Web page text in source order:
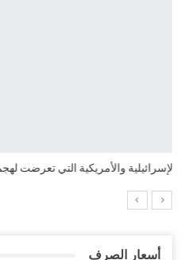
التضخم السنوي لمنطقة اليورو..
أسعار الصرف